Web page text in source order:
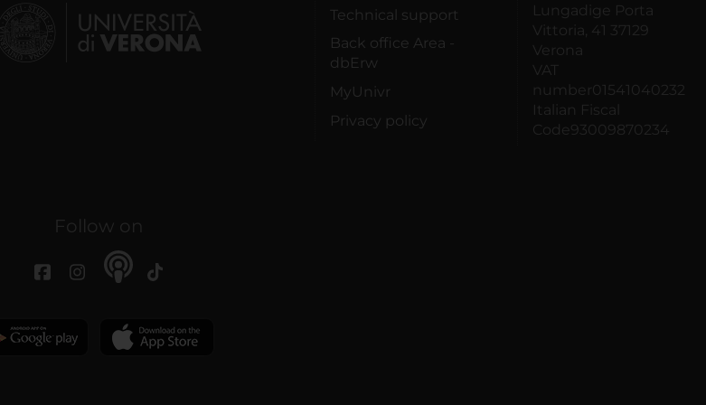
Technical support
Back office Area -
dbErw
MyUnivr
Privacy policy
Lungadige Porta
Vittoria, 41 37129
Verona
VAT
number01541040232
Italian Fiscal
Code93009870234
Follow on